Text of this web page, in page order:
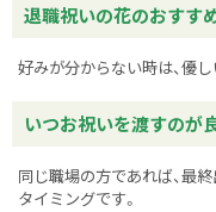
退職祝いの花のおすす
好みが分からない時は、優
いつお祝いを渡すのが
同じ職場の方であれば、最
タイミングです。